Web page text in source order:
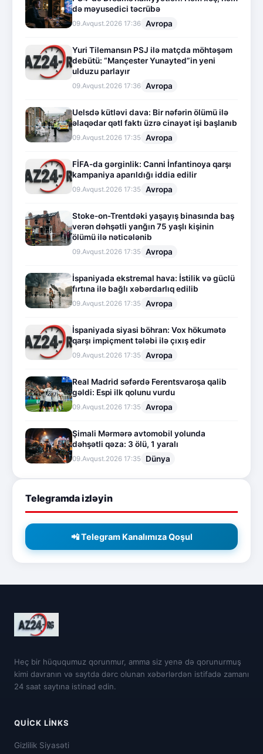
də məyusedici təcrübə
09.Avqust.2026 17:36 Avropa
Yuri Tilemansın PSJ ilə matçda möhtəşəm
debütü: “Mançester Yunayted”in yeni
ulduzu parlayır
09.Avqust.2026 17:36 Avropa
Uelsdə kütləvi dava: Bir nəfərin ölümü ilə
əlaqədar qətl faktı üzrə cinayət işi başlanıb
09.Avqust.2026 17:35 Avropa
FİFA-da gərginlik: Canni İnfantinoya qarşı
kampaniya aparıldığı iddia edilir
09.Avqust.2026 17:35 Avropa
Stoke-on-Trentdəki yaşayış binasında baş
verən dəhşətli yanğın 75 yaşlı kişinin
ölümü ilə nəticələnib
09.Avqust.2026 17:35 Avropa
İspaniyada ekstremal hava: İstilik və güclü
fırtına ilə bağlı xəbərdarlıq edilib
09.Avqust.2026 17:35 Avropa
İspaniyada siyasi böhran: Vox hökumətə
qarşı impiçment tələbi ilə çıxış edir
09.Avqust.2026 17:35 Avropa
Real Madrid səfərdə Ferentsvaroşa qalib
gəldi: Espi ilk qolunu vurdu
09.Avqust.2026 17:35 Avropa
Şimali Mərmərə avtomobil yolunda
dəhşətli qəza: 3 ölü, 1 yaralı
09.Avqust.2026 17:35 Dünya
Telegramda izləyin
📲 Telegram Kanalımıza Qoşul
Heç bir hüququmuz qorunmur, amma siz yenə də qorunurmuş
kimi davranın və saytda dərc olunan xəbərlərdən istifadə zamanı
24 saat saytına istinad edin.
QUICK LINKS
Gizlilik Siyasəti